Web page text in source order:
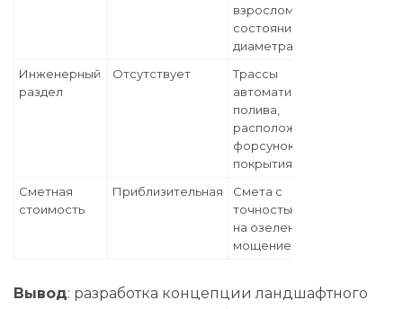
взрослом
состоянии,
диаметра кроны
Инженерный
раздел
Отсутствует
Трассы
автоматического
полива,
расположение
форсунок, зоны
покрытия
Сметная
стоимость
Приблизительная
Смета с
точностью ±10%
на озеленение и
мощение
Вывод: разработка концепции ландшафтного